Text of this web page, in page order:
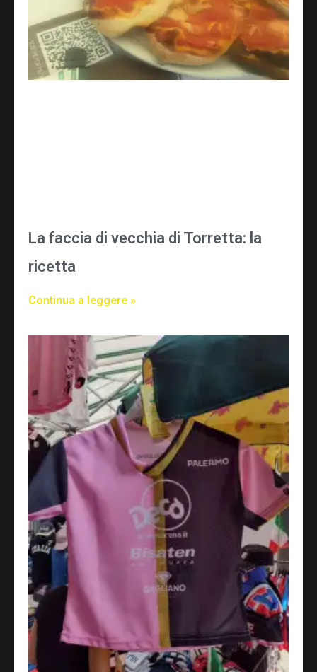
La faccia di vecchia di Torretta: la
ricetta
Continua a leggere »